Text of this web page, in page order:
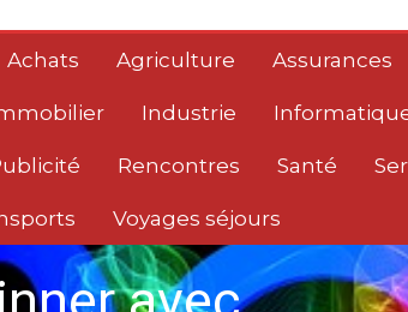
Achats Agriculture Assurances
Industrie
Rencontres Santé
Voyages séjours